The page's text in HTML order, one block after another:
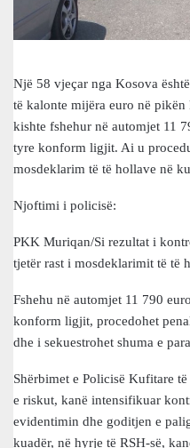
Një 58 vjeçar nga Kosova
të kalonte mijëra euro në
kishte fshehur në automjet 11
tyre konform ligjit. Ai u
mosdeklarim të të hollave në
Njoftimi i policisë:
PKK Muriqan/Si rezultat i
tjetër rast i mosdeklarimit të të
Fshehu në automjet 11 790
konform ligjit, procedohet
dhe i sekuestrohet shuma e
Shërbimet e Policisë Kufitare
e riskut, kanë intensifikuar
evidentimin dhe goditjen e
kuadër, në hyrje të RSH-së,